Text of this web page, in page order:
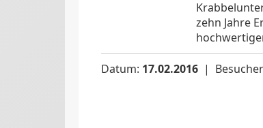
zehn Jahre
Datum: 17.02.2016 |